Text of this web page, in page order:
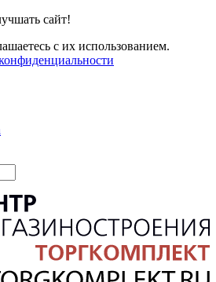
сайт!
с их использованием.